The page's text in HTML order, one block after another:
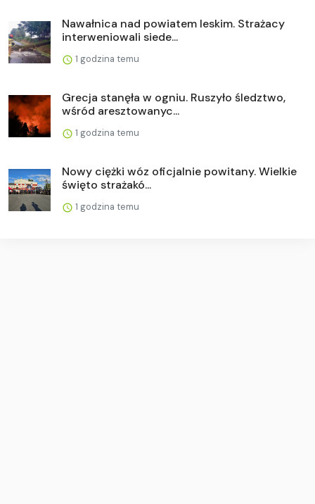
Nawałnica nad powiatem leskim. Strażacy
interweniowali siede...
1 godzina temu
Grecja stanęła w ogniu. Ruszyło śledztwo,
wśród aresztowanyc...
1 godzina temu
Nowy ciężki wóz oficjalnie powitany. Wielkie
święto strażakó...
1 godzina temu